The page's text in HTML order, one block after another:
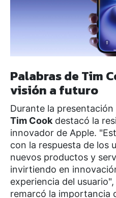
Palabras de Tim
visión a futuro
Durante la presentación
Tim Cook destacó la
innovador de Apple.
con la respuesta de los
nuevos productos y
invirtiendo en
experiencia del
remarcó la importancia